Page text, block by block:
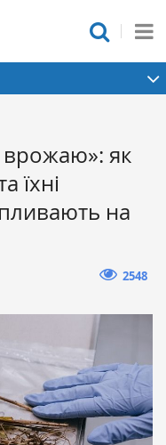
як
їхні
на
2548